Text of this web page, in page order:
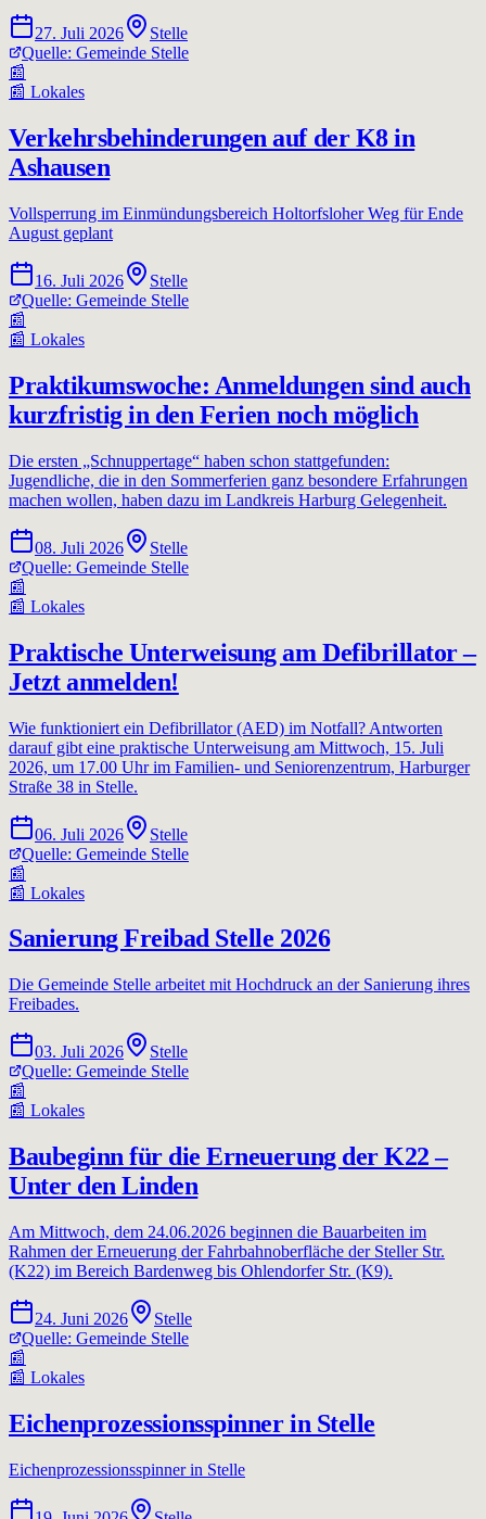
27. Juli 2026
Stelle
Quelle: Gemeinde Stelle
📰
📰 Lokales
Verkehrsbehinderungen auf der K8 in
Ashausen
Vollsperrung im Einmündungsbereich Holtorfsloher Weg für Ende
August geplant
16. Juli 2026
Stelle
Quelle: Gemeinde Stelle
📰
📰 Lokales
Praktikumswoche: Anmeldungen sind auch
kurzfristig in den Ferien noch möglich
Die ersten „Schnuppertage“ haben schon stattgefunden:
Jugendliche, die in den Sommerferien ganz besondere Erfahrungen
machen wollen, haben dazu im Landkreis Harburg Gelegenheit.
08. Juli 2026
Stelle
Quelle: Gemeinde Stelle
📰
📰 Lokales
Praktische Unterweisung am Defibrillator –
Jetzt anmelden!
Wie funktioniert ein Defibrillator (AED) im Notfall? Antworten
darauf gibt eine praktische Unterweisung am Mittwoch, 15. Juli
2026, um 17.00 Uhr im Familien- und Seniorenzentrum, Harburger
Straße 38 in Stelle.
06. Juli 2026
Stelle
Quelle: Gemeinde Stelle
📰
📰 Lokales
Sanierung Freibad Stelle 2026
Die Gemeinde Stelle arbeitet mit Hochdruck an der Sanierung ihres
Freibades.
03. Juli 2026
Stelle
Quelle: Gemeinde Stelle
📰
📰 Lokales
Baubeginn für die Erneuerung der K22 –
Unter den Linden
Am Mittwoch, dem 24.06.2026 beginnen die Bauarbeiten im
Rahmen der Erneuerung der Fahrbahnoberfläche der Steller Str.
(K22) im Bereich Bardenweg bis Ohlendorfer Str. (K9).
24. Juni 2026
Stelle
Quelle: Gemeinde Stelle
📰
📰 Lokales
Eichenprozessionsspinner in Stelle
Eichenprozessionsspinner in Stelle